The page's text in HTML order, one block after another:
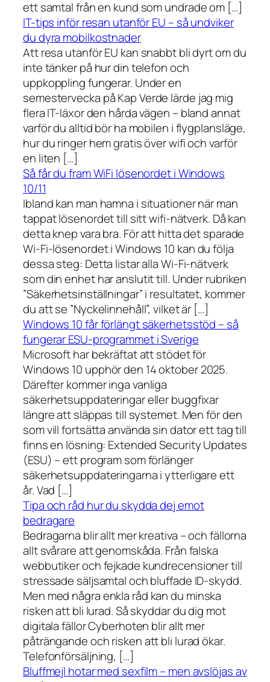
ett samtal från en kund som undrade om […]
IT-tips inför resan utanför EU – så undviker
du dyra mobilkostnader
Att resa utanför EU kan snabbt bli dyrt om du
inte tänker på hur din telefon och
uppkoppling fungerar. Under en
semestervecka på Kap Verde lärde jag mig
flera IT-läxor den hårda vägen – bland annat
varför du alltid bör ha mobilen i flygplansläge,
hur du ringer hem gratis över wifi och varför
en liten […]
Så får du fram WiFi lösenordet i Windows
10/11
Ibland kan man hamna i situationer när man
tappat lösenordet till sitt wifi-nätverk. Då kan
detta knep vara bra. För att hitta det sparade
Wi-Fi-lösenordet i Windows 10 kan du följa
dessa steg: Detta listar alla Wi-Fi-nätverk
som din enhet har anslutit till. Under rubriken
”Säkerhetsinställningar” i resultatet, kommer
du att se ”Nyckelinnehåll”, vilket är […]
Windows 10 får förlängt säkerhetsstöd – så
fungerar ESU-programmet i Sverige
Microsoft har bekräftat att stödet för
Windows 10 upphör den 14 oktober 2025.
Därefter kommer inga vanliga
säkerhetsuppdateringar eller buggfixar
längre att släppas till systemet. Men för den
som vill fortsätta använda sin dator ett tag till
finns en lösning: Extended Security Updates
(ESU) – ett program som förlänger
säkerhetsuppdateringarna i ytterligare ett
år. Vad […]
Tipa och råd hur du skydda dej emot
bedragare
Bedragarna blir allt mer kreativa – och fällorna
allt svårare att genomskåda. Från falska
webbutiker och fejkade kundrecensioner till
stressade säljsamtal och bluffade ID-skydd.
Men med några enkla råd kan du minska
risken att bli lurad. Så skyddar du dig mot
digitala fällor Cyberhoten blir allt mer
påträngande och risken att bli lurad ökar.
Telefonförsäljning, […]
Bluffmejl hotar med sexfilm – men avslöjas av